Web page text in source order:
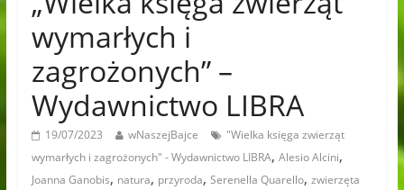
wymarłych i
zagrożonych” –
Wydawnictwo LIBRA
19/07/2023 wNaszejBajce
"Wielka księga zwierząt
wymarłych i zagrożonych" - Wydawnictwo LIBRA, Alesio Alcini,
Joanna Ganobis, natura, przyroda, Serenella Quarello, zwierzęta